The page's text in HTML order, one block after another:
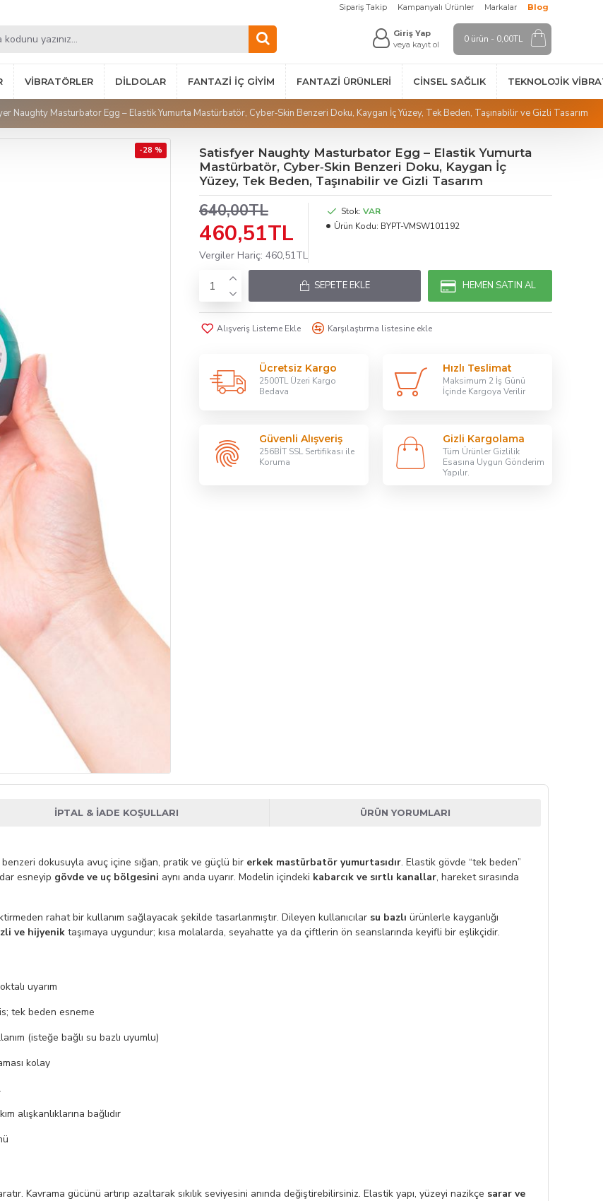
Sipariş Takip Kampanyalı Ürünler Markalar Blog
Giriş Yap
veya kayıt ol
0 ürün - 0,00TL
VIBRATÖRLER DILDOLAR FANTAZI İÇ GIYIM FANTAZI ÜRÜNLERI CINSEL SAĞLIK TEKNOLOJIK
Naughty Masturbator Egg – Elastik Yumurta Mastürbatör, Cyber‑Skin Benzeri Doku, Kaygan İç Yüzey, Tek Beden, Taşınabilir ve Gizli Tasarım
-28 %
Satisfyer Naughty Masturbator Egg – Elastik Yumurta
Mastürbatör, Cyber‑Skin Benzeri Doku, Kaygan İç
Yüzey, Tek Beden, Taşınabilir ve Gizli Tasarım
460,51TL
640,00TL
Vergiler Hariç: 460,51TL
Stok: VAR
Ürün Kodu: BYPT-VMSW101192
SEPETE EKLE HEMEN SATIN AL
Alışveriş Listeme Ekle Karşılaştırma listesine ekle
Ücretsiz Kargo
2500TL Üzeri Kargo
Bedava
Hızlı Teslimat
Maksimum 2 İş Günü
İçinde Kargoya Verilir
Güvenli Alışveriş
256BİT SSL Sertifikası ile
Koruma
Gizli Kargolama
Tüm Ürünler Gizlilik
Esasına Uygun Gönderim
Yapılır.
İPTAL & İADE KOŞULLARI ÜRÜN YORUMLARI
benzeri dokusuyla avuç içine sığan, pratik ve güçlü bir erkek mastürbatör yumurtasıdır. Elastik gövde “tek beden”
esneyip gövde ve uç bölgesini aynı anda uyarır. Modelin içindeki kabarcık ve sırtlı kanallar, hareket sırasında
rahat bir kullanım sağlayacak şekilde tasarlanmıştır. Dileyen kullanıcılar su bazlı ürünlerle kayganlığı
ve hijyenik taşımaya uygundur; kısa molalarda, seyahatte ya da çiftlerin ön seanslarında keyifli bir eşlikçidir.
uyarım
tek beden esneme
(isteğe bağlı su bazlı uyumlu)
kolay
alışkanlıklarına bağlıdır
Kavrama gücünü artırıp azaltarak sıkılık seviyesini anında değiştirebilirsiniz. Elastik yapı, yüzeyi nazikçe sarar ve